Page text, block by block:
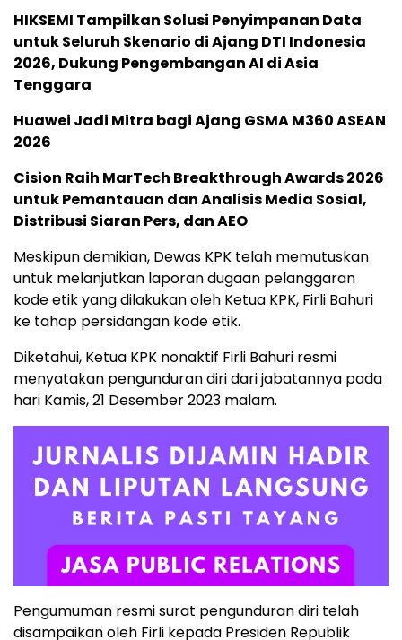
HIKSEMI Tampilkan Solusi Penyimpanan Data
untuk Seluruh Skenario di Ajang DTI Indonesia
2026, Dukung Pengembangan AI di Asia
Tenggara
Huawei Jadi Mitra bagi Ajang GSMA M360 ASEAN
2026
Cision Raih MarTech Breakthrough Awards 2026
untuk Pemantauan dan Analisis Media Sosial,
Distribusi Siaran Pers, dan AEO
Meskipun demikian, Dewas KPK telah memutuskan
untuk melanjutkan laporan dugaan pelanggaran
kode etik yang dilakukan oleh Ketua KPK, Firli Bahuri
ke tahap persidangan kode etik.
Diketahui, Ketua KPK nonaktif Firli Bahuri resmi
menyatakan pengunduran diri dari jabatannya pada
hari Kamis, 21 Desember 2023 malam.
Pengumuman resmi surat pengunduran diri telah
disampaikan oleh Firli kepada Presiden Republik